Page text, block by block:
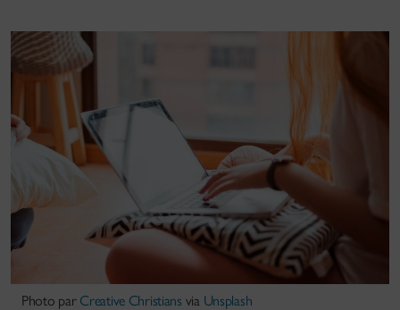
Photo par Creative Christians via Unsplash